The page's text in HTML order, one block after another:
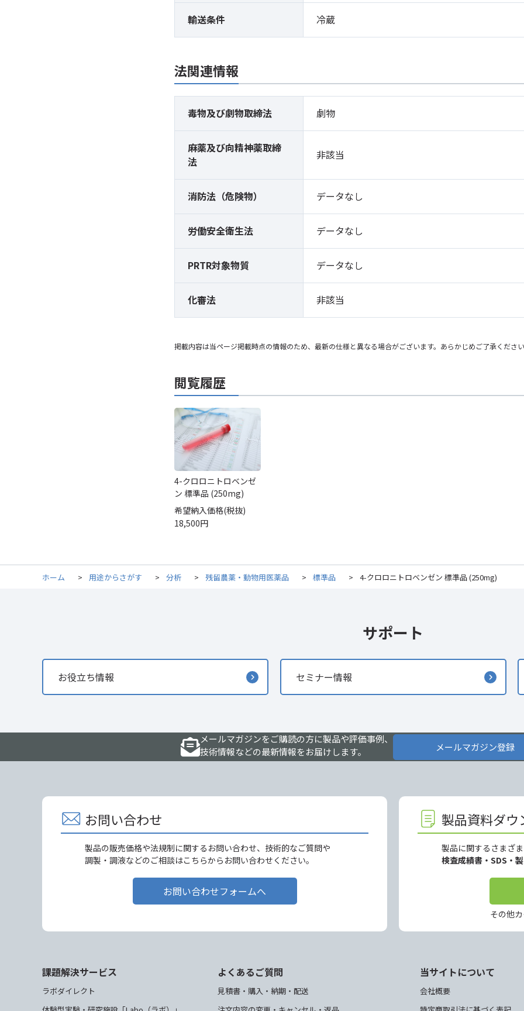
輸送条件 冷蔵
法関連情報
毒物及び劇物取締法 劇物
麻薬及び向精神薬取締
法
非該当
消防法（危険物） データなし
労働安全衛生法 データなし
PRTR対象物質 データなし
化審法 非該当
掲載内容は当ページ掲載時点の情報のため、最新の仕様と異なる場合がございます。あらかじめご了承くださ
閲覧履歴
4-クロロニトロベンゼ
ン 標準品 (250mg)
希望納入価格(税抜)
18,500円
ホーム > 用途からさがす > 分析 > 残留農薬・動物用医薬品 > 標準品 > 4-クロロニトロベンゼン 標準品 (250mg)
サポート
お役立ち情報 セミナー情報
メールマガジンをご購読の方に製品や評価事例、
技術情報などの最新情報をお届けします。
メールマガジン登録
お問い合わせ
製品の販売価格や法規制に関するお問い合わせ、技術的なご質問や
調製・調液などのご相談はこちらからお問い合わせください。
お問い合わせフォームへ
製品資料ダウ
製品に関するさまざ
検査成績書・SDS・
その他
課題解決サービス
ラボダイレクト
よくあるご質問
見積書・購入・納期・配送
当サイトについて
会社概要